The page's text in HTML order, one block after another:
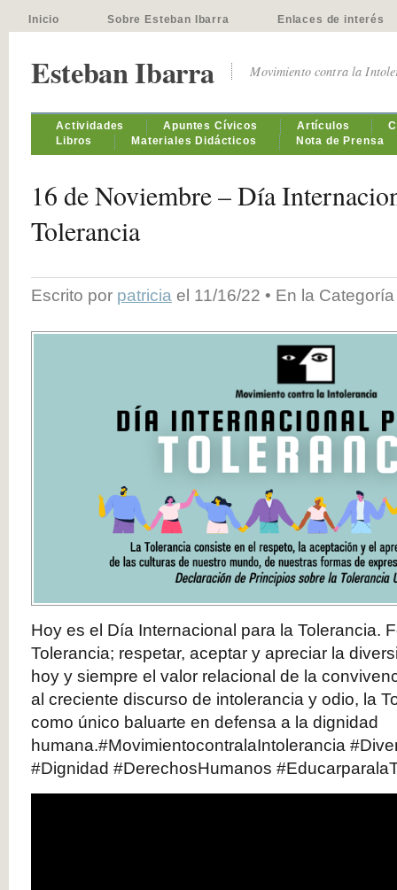
Inicio Sobre Esteban Ibarra Enlaces de interés
Esteban Ibarra Movimiento contra la
Actividades Apuntes Cívicos Artículos
Libros
Materiales Didácticos Nota de Prensa
16 de Noviembre – Día
Tolerancia
Escrito por patricia el 11/16/22 • En la
Hoy es el Día Internacional para la Tolerancia.
Tolerancia; respetar, aceptar y apreciar la
hoy y siempre el valor relacional de la
al creciente discurso de intolerancia y odio, la
como único baluarte en defensa a la dignidad
humana.#MovimientocontralaIntolerancia
#Dignidad #DerechosHumanos